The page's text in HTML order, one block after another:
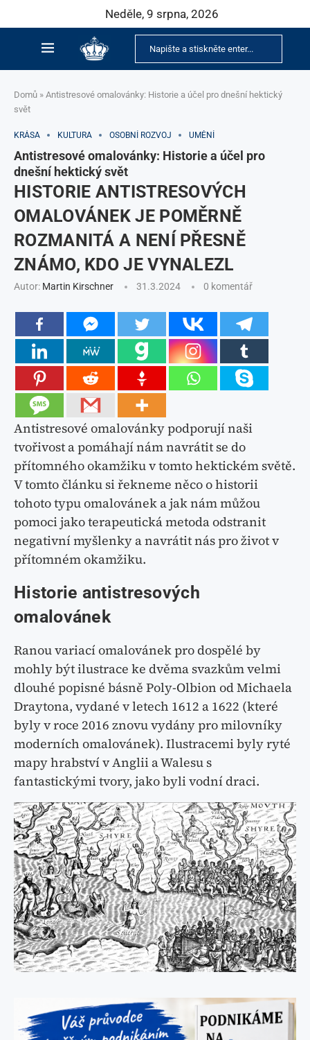
Neděle, 9 srpna, 2026
Domů » Antistresové omalovánky: Historie a účel pro dnešní hektický
svět
KRÁSA KULTURA OSOBNÍ ROZVOJ UMĚNÍ
Antistresové omalovánky: Historie a účel pro
dnešní hektický svět
HISTORIE ANTISTRESOVÝCH
OMALOVÁNEK JE POMĚRNĚ
ROZMANITÁ A NENÍ PŘESNĚ
ZNÁMO, KDO JE VYNALEZL
Autor: Martin Kirschner 31.3.2024 0 komentář
Antistresové omalovánky podporují naši
tvořivost a pomáhají nám navrátit se do
přítomného okamžiku v tomto hektickém světě.
V tomto článku si řekneme něco o historii
tohoto typu omalovánek a jak nám můžou
pomoci jako terapeutická metoda odstranit
negativní myšlenky a navrátit nás pro život v
přítomném okamžiku.
Historie antistresových
omalovánek
Ranou variací omalovánek pro dospělé by
mohly být ilustrace ke dvěma svazkům velmi
dlouhé popisné básně Poly-Olbion od Michaela
Draytona, vydané v letech 1612 a 1622 (které
byly v roce 2016 znovu vydány pro milovníky
moderních omalovánek). Ilustracemi byly ryté
mapy hrabství v Anglii a Walesu s
fantastickými tvory, jako byli vodní draci.